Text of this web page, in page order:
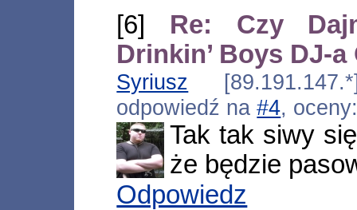
[6] Re: Czy
Drinkin’ Boys DJ-a
Syriusz
odpowiedź na#4,
Tak tak siwy
że będzie
Odpowiedz